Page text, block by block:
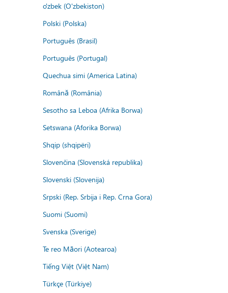
o'zbek (O'zbekiston)
Polski (Polska)
Português (Brasil)
Português (Portugal)
Quechua simi (America Latina)
Română (România)
Sesotho sa Leboa (Afrika Borwa)
Setswana (Aforika Borwa)
Shqip (shqipëri)
Slovenčina (Slovenská republika)
Slovenski (Slovenija)
Srpski (Rep. Srbija i Rep. Crna Gora)
Suomi (Suomi)
Svenska (Sverige)
Te reo Māori (Aotearoa)
Tiếng Việt (Việt Nam)
Türkçe (Türkiye)